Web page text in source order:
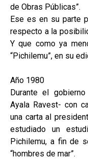
de Obras Públicas”.
Ese es en su parte
respecto a la
Y que como ya
“Pichilemu”, en su
Año 1980
Durante el
Ayala Ravest- con
una carta al
estudiado un
Pichilemu, a fin de
“hombres de mar”.